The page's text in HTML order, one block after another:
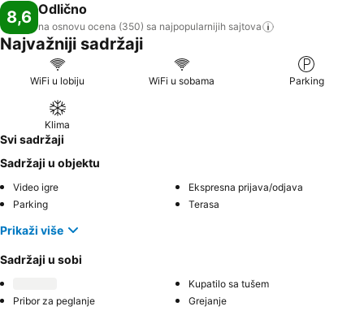
8,6 Odlično
na osnovu ocena (350) sa najpopularnijih sajtova
Najvažniji sadržaji
WiFi u lobiju WiFi u sobama Parking
Klima
Svi sadržaji
Sadržaji u objektu
Video igre
Ekspresna prijava/odjava
Parking
Terasa
Prikaži više
Sadržaji u sobi
Kupatilo sa tušem
Pribor za peglanje
Grejanje